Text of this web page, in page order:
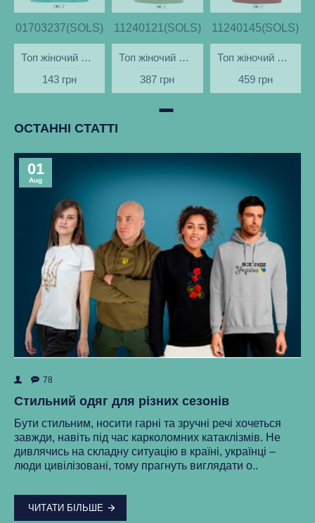
01703237(SOLS)
Топ жіночий MAEVA синій - 01703237
143 грн
11240121(SOLS)
Топ жіночий CACTUS бежевий - 11240121
387 грн
11240145(SOLS)
Топ жіночий CACTUS червоний - 11240145
459 грн
ОСТАННІ СТАТТІ
01
Aug
78
Стильний одяг для різних сезонів
Бути стильним, носити гарні та зручні речі хочеться
завжди, навіть під час карколомних катаклізмів. Не
дивлячись на складну ситуацію в країні, українці –
люди цивілізовані, тому прагнуть виглядати о..
ЧИТАТИ БІЛЬШЕ